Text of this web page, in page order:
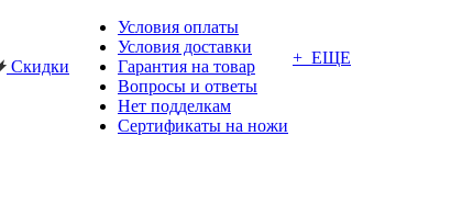
Скидки
Условия оплаты
Условия доставки
Гарантия на товар
Вопросы и ответы
Нет подделкам
Сертификаты на ножи
+ ЕЩЕ